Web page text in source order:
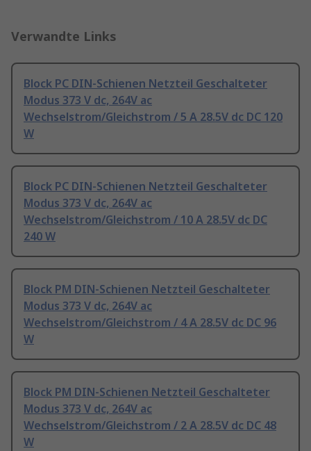
Verwandte Links
Block PC DIN-Schienen Netzteil Geschalteter
Modus 373 V dc, 264V ac
Wechselstrom/Gleichstrom / 5 A 28.5V dc DC 120
W
Block PC DIN-Schienen Netzteil Geschalteter
Modus 373 V dc, 264V ac
Wechselstrom/Gleichstrom / 10 A 28.5V dc DC
240 W
Block PM DIN-Schienen Netzteil Geschalteter
Modus 373 V dc, 264V ac
Wechselstrom/Gleichstrom / 4 A 28.5V dc DC 96
W
Block PM DIN-Schienen Netzteil Geschalteter
Modus 373 V dc, 264V ac
Wechselstrom/Gleichstrom / 2 A 28.5V dc DC 48
W